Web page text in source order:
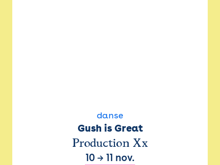
danse
Gush is Great
Production Xx
10 → 11 nov.